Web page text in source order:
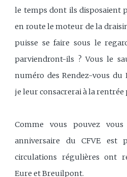
le temps dont ils disposaient
en route le moteur de la
puisse se faire sous le
parviendront-ils ? Vous le
numéro des Rendez-vous du
je leur consacrerai à la rentrée
Comme vous pouvez
anniversaire du CFVE est
circulations régulières ont
Eure et Breuilpont.